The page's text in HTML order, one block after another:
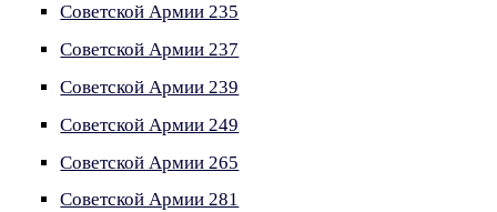
Советской Армии 235
Советской Армии 237
Советской Армии 239
Советской Армии 249
Советской Армии 265
Советской Армии 281